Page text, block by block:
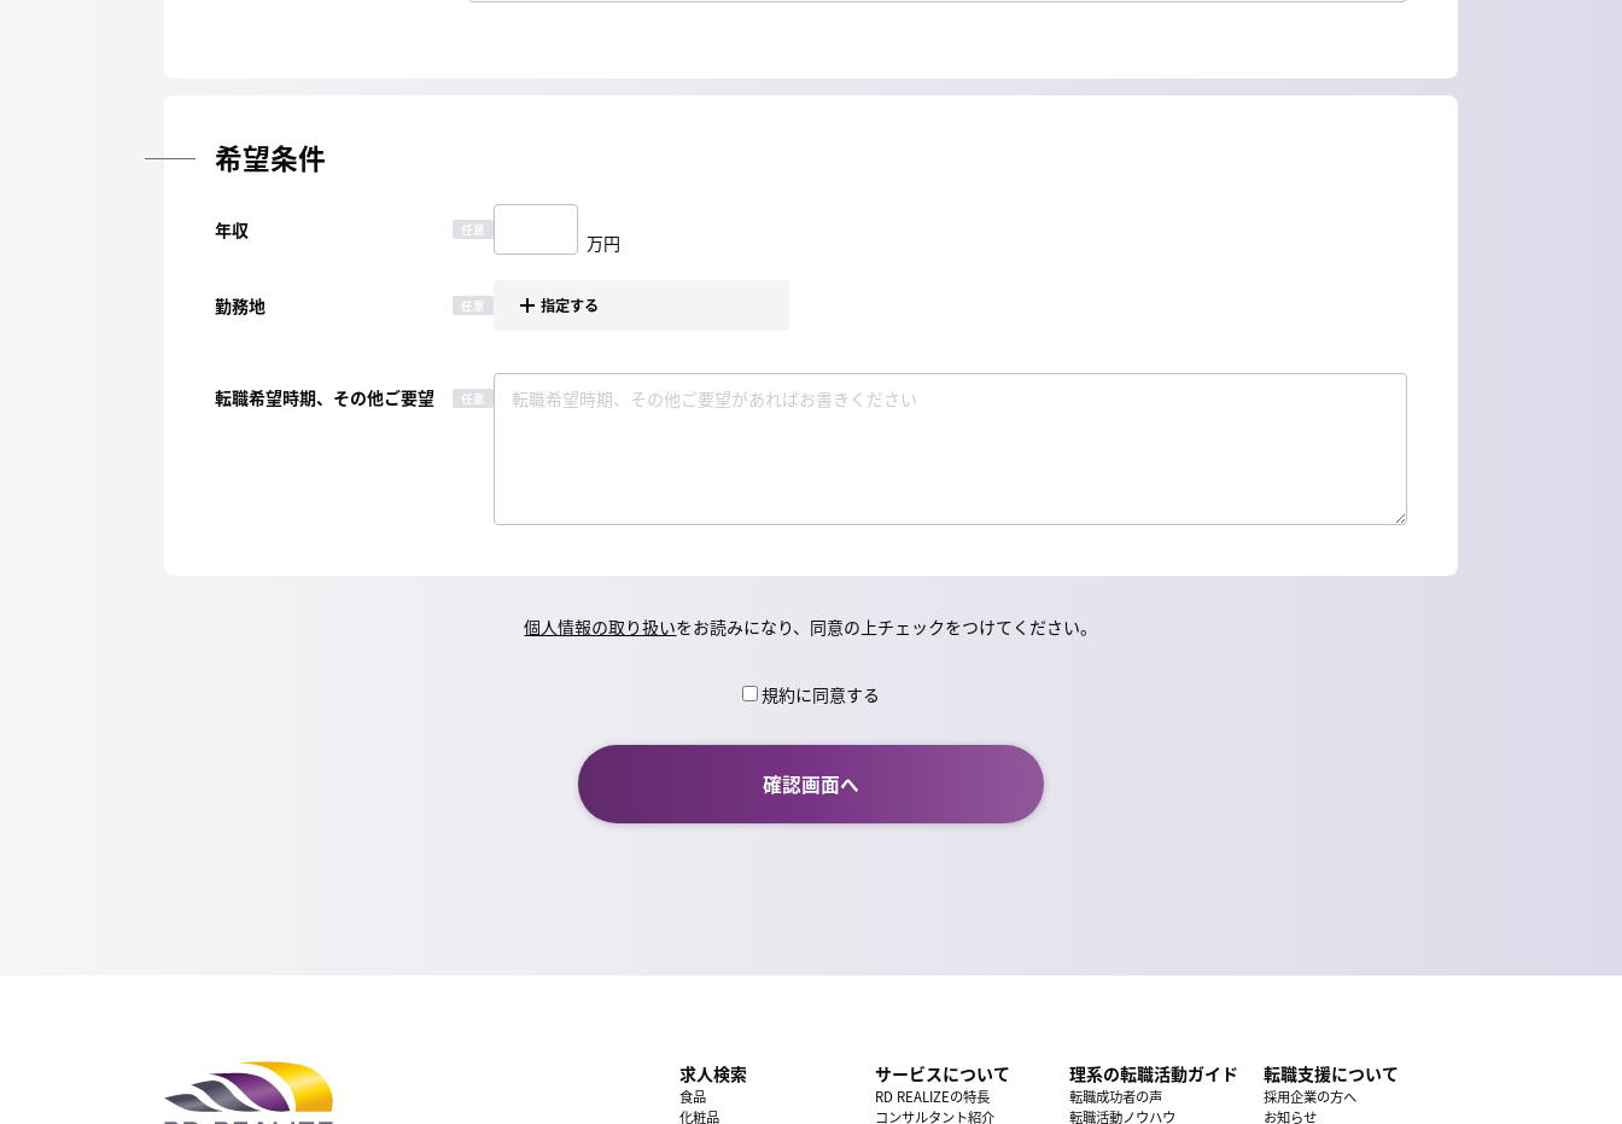
希望条件
年収 任意
万円
勤務地 任意 指定する
転職希望時期、その他ご要望 任意
個人情報の取り扱いをお読みになり、同意の上チェックをつけてください。
規約に同意する
求人検索
食品
化粧品
サービスについて
RD REALIZEの特長
コンサルタント紹介
理系の転職活動ガイド
転職成功者の声
転職活動ノウハウ
転職支援について
採用企業の方へ
お知らせ